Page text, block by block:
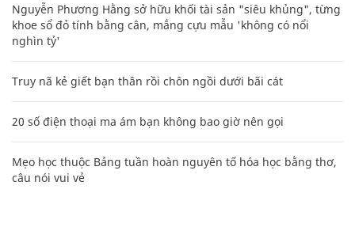
Nguyễn Phương Hằng sở hữu khối tài sản "siêu khủng", từng
khoe sổ đỏ tính bằng cân, mắng cựu mẫu 'không có nổi
nghìn tỷ'
Truy nã kẻ giết bạn thân rồi chôn ngồi dưới bãi cát
20 số điện thoại ma ám bạn không bao giờ nên gọi
Mẹo học thuộc Bảng tuần hoàn nguyên tố hóa học bằng thơ,
câu nói vui vẻ